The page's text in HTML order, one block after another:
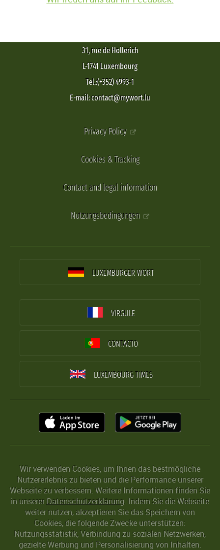
31, rue de Hollerich
L-1741 Luxembourg
Tel.:(+352) 4993-1
E-mail: contact@mywort.lu
Privacy Policy
Cookies & Tracking
Contact and legal information
Nutzungsbedingungen
LUXEMBURGER WORT
VIRGULE
CONTACTO
LUXEMBOURG TIMES
Wir verwenden Cookies, um Ihnen das bestmögliche
Nutzererlebnis zu bieten und die Performance unserer
Webseite zu verbessern. Weitere Informationen finden Sie
in unserer Datenschutzerklärung. Indem Sie die Webseite
weiter nutzen, akzeptieren Sie das Speichern von
Cookies, die folgende Zwecke unterstützen:
Nutzungsstatistik, Verbindung zu sozialen Netzwerken,
gezielte Werbung und Personalisierung von Inhalten.